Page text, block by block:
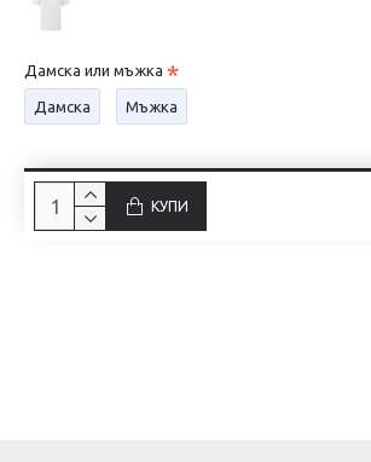
Дамска или мъжка
Дамска Мъжка
КУПИ